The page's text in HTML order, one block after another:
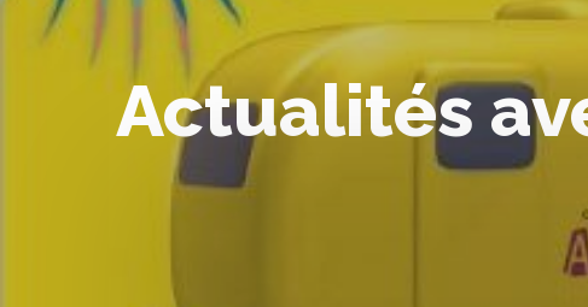
Actualités